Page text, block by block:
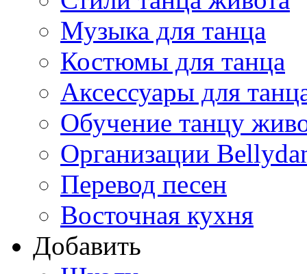
Музыка для танца
Костюмы для танца
Аксессуары для
Обучение танцу
Организации
Перевод песен
Восточная кухня
Добавить